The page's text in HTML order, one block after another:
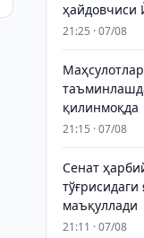
ҳайдовчиси
21:25 · 07/08
қилинмоқда
21:15 · 07/08
Сенат
маъқуллади
21:11 · 07/08